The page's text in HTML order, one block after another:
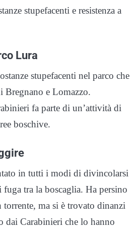
stupefacenti e resistenza a
Lura
stupefacenti nel parco che
Bregnano e Lomazzo.
fa parte di un’attività di
boschive.
in tutti i modi di divincolarsi
tra la boscaglia. Ha persino
torrente, ma si è trovato dinanzi
dai Carabinieri che lo hanno